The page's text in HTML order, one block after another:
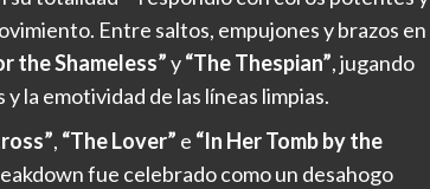
Entre saltos, empujones y brazos en
the Shameless”y“The Thespian”, jugando
la emotividad de las líneas limpias.
, “The Lover” e “In Her Tomb by the
fue celebrado como un desahogo